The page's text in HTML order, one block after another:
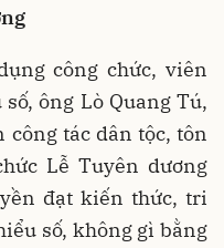
công chức, viên
ông Lò Quang Tú,
tác dân tộc, tôn
Lễ Tuyên dương
đạt kiến thức, tri
số, không gì bằng